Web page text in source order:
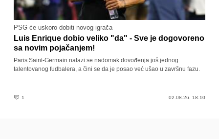
PSG će uskoro dobiti novog igrača
Luis Enrique dobio veliko "da" - Sve je dogovoreno
sa novim pojačanjem!
Paris Saint-Germain nalazi se nadomak dovođenja još jednog
talentovanog fudbalera, a čini se da je posao već ušao u završnu fazu.
1 02.08.26. 18:10